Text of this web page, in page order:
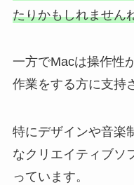
たりかもしれません
一方でMacは操作性
作業をする方に支持
特にデザインや音楽
なクリエイティブソ
っています。